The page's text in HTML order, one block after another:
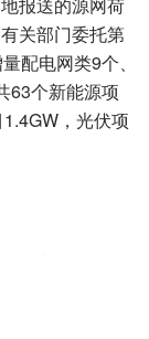
关部门委托第
配电网类9个、
63个新能源项
，光伏项